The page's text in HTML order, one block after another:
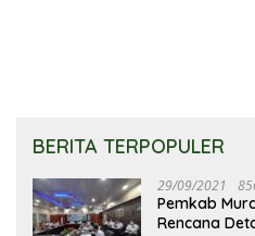
BERITA TERPOPULER
29/09/2021
Pemkab
Rencana